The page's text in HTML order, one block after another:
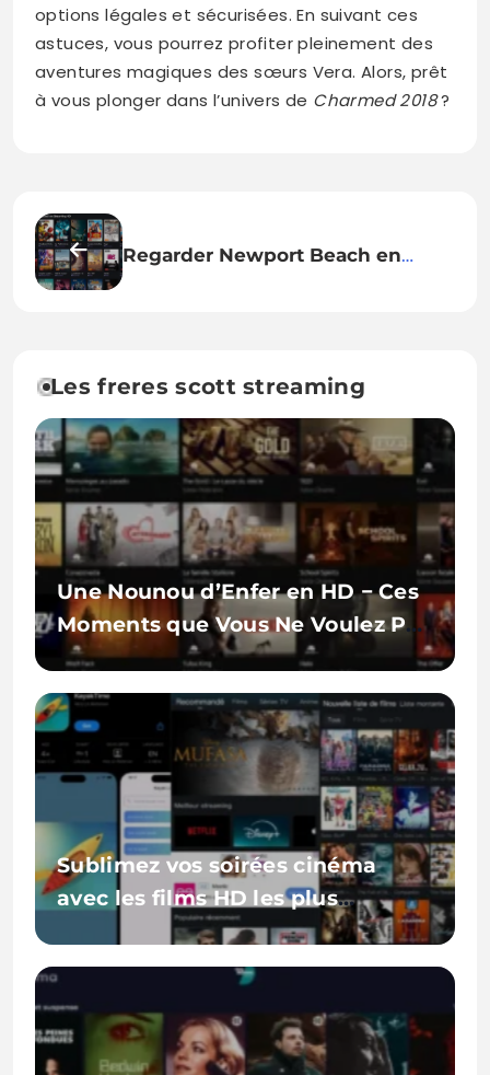
options légales et sécurisées. En suivant ces
astuces, vous pourrez profiter pleinement des
aventures magiques des sœurs Vera. Alors, prêt
à vous plonger dans l’univers de Charmed 2018?
Regarder Newport Beach en
Les freres scott streaming
Une Nounou d’Enfer en HD − Ces
Moments que Vous Ne Voulez Pas
Rater
Sublimez vos soirées cinéma
avec les films HD les plus
éclatants qui illuminent votre
écran